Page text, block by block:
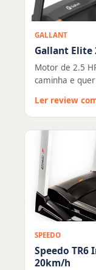
GALLANT
Gallant Elite
Motor de 2.5
caminha e
Ler review
SPEEDO
Speedo TR6
20km/h